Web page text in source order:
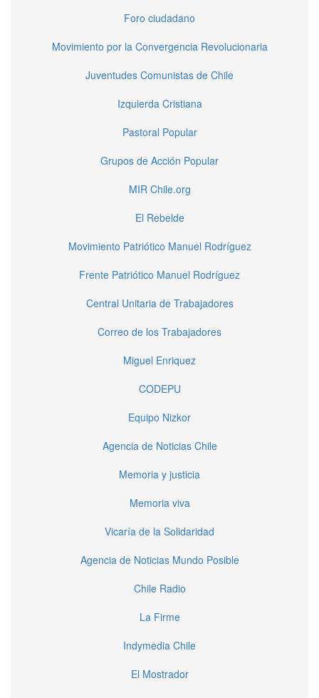
Foro ciudadano
Movimiento por la Convergencia Revolucionaria
Juventudes Comunistas de Chile
Izquierda Cristiana
Pastoral Popular
Grupos de Acción Popular
MIR Chile.org
El Rebelde
Movimiento Patriótico Manuel Rodríguez
Frente Patriótico Manuel Rodríguez
Central Unitaria de Trabajadores
Correo de los Trabajadores
Miguel Enriquez
CODEPU
Equipo Nizkor
Agencia de Noticias Chile
Memoria y justicia
Memoria viva
Vicaría de la Solidaridad
Agencia de Noticias Mundo Posible
Chile Radio
La Firme
Indymedia Chile
El Mostrador